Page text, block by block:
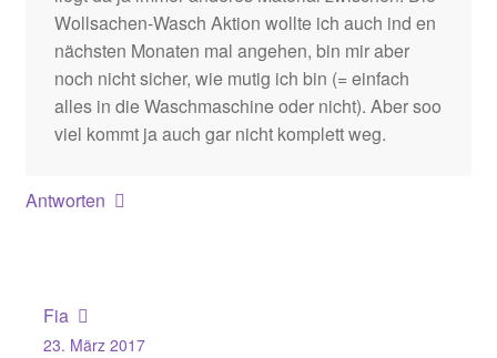
Wollsachen-Wasch Aktion wollte ich auch ind en
nächsten Monaten mal angehen, bin mir aber
noch nicht sicher, wie mutig ich bin (= einfach
alles in die Waschmaschine oder nicht). Aber soo
viel kommt ja auch gar nicht komplett weg.
Antworten
Fia
23. März 2017